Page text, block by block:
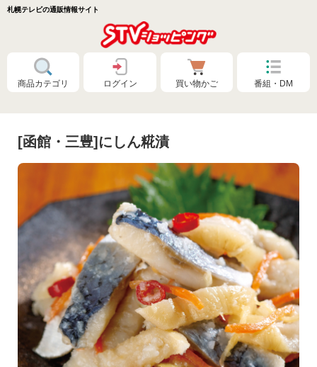
札幌テレビの通販情報サイト
商品カテゴリ
特別価格❗
食品🚚まとめ買いで送料無料（カタログ）
食品🚚グルメ直送便（カタログ）
ログイン 買い物かご 番組・DM
[函館・三豊]にしん糀漬